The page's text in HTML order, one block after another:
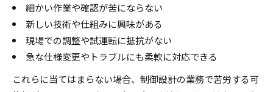
細かい作業や確認が苦にならない
新しい技術や仕組みに興味がある
現場での調整や試運転に抵抗がない
急な仕様変更やトラブルにも柔軟に対応できる
これらに当てはまらない場合、制御設計の業務で苦労する可